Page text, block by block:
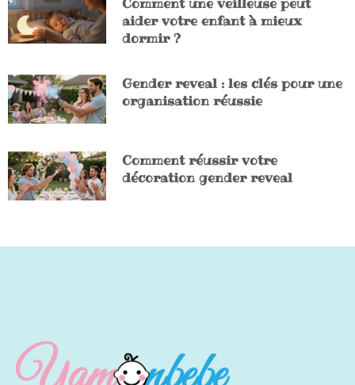
aider votre enfant à mieux
dormir ?
Gender reveal : les clés pour une
organisation réussie
Comment réussir votre
décoration gender reveal